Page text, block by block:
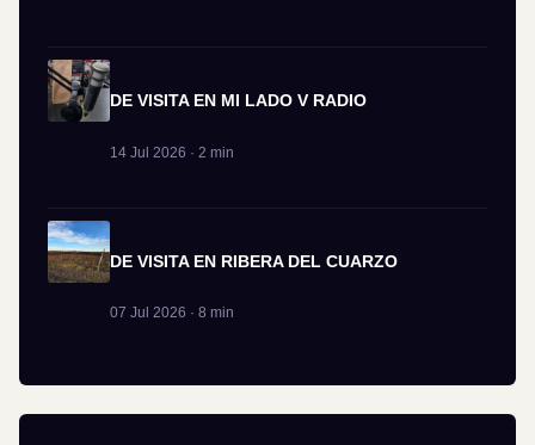
DE VISITA EN MI LADO V RADIO
14 Jul 2026 · 2 min
DE VISITA EN RIBERA DEL CUARZO
07 Jul 2026 · 8 min